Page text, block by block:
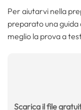
Per aiutarvi nella
preparato una
meglio la prova a
Scarica il file